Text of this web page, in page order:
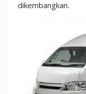
dikembangkan.